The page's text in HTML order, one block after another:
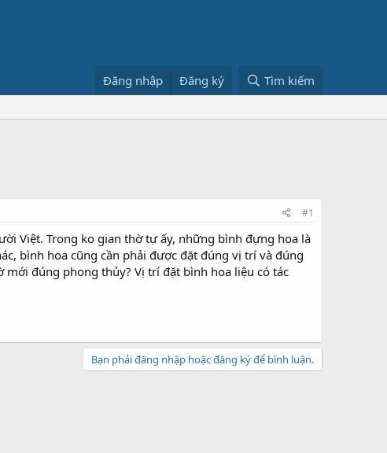
Đăng nhập Đăng ký Tìm kiếm
#1
Việt. Trong ko gian thờ tự ấy, những bình đựng hoa là
bình hoa cũng cần phải được đặt đúng vị trí và đúng
đúng phong thủy? Vị trí đặt bình hoa liệu có tác
Bạn phải đăng nhập hoặc đăng ký để bình luận.